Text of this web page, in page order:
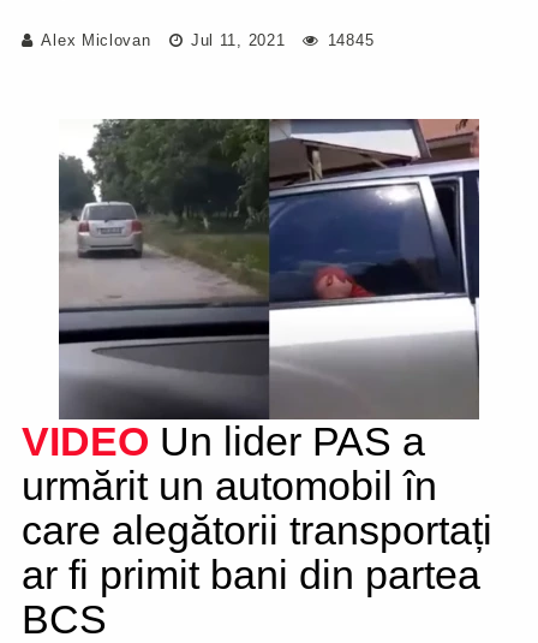
Alex Miclovan Jul 11, 2021 14845
VIDEO Un lider PAS a
urmărit un automobil în
care alegătorii transportați
ar fi primit bani din partea
BCS